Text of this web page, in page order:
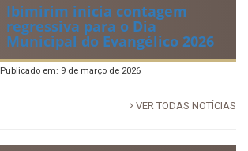
Ibimirim inicia contagem
regressiva para o Dia
Municipal do Evangélico 2026
Publicado em: 9 de março de 2026
VER TODAS NOTÍCIAS